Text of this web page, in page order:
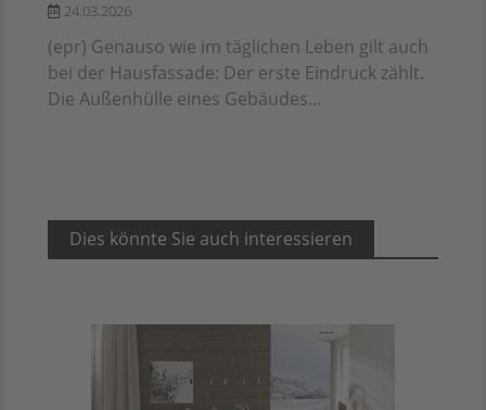
24.03.2026
(epr) Genauso wie im täglichen Leben gilt auch
bei der Hausfassade: Der erste Eindruck zählt.
Die Außenhülle eines Gebäudes...
Dies könnte Sie auch interessieren